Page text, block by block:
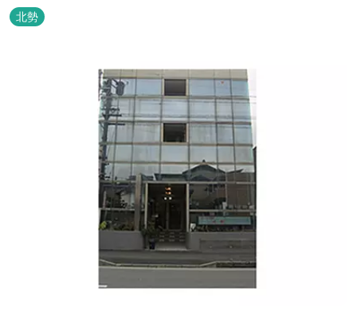
事を楽しめます。 席は店内にテーブル席や円卓、外のテラス席など
があり、お子様連れでも入りやすく居心地がいいカフェです。 森の
北勢